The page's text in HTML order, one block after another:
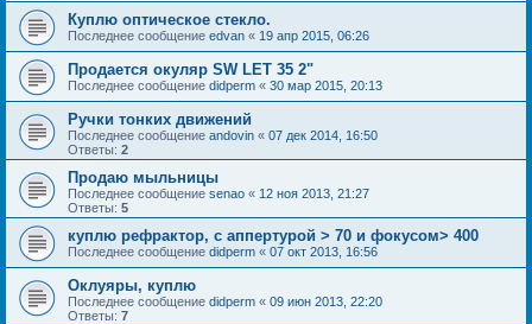
Куплю оптическое стекло.
Последнее сообщение edvan « 19 апр 2015, 06:26
Продается окуляр SW LET 35 2"
Последнее сообщение didperm « 30 мар 2015, 20:13
Ручки тонких движений
Последнее сообщение andovin « 07 дек 2014, 16:50
Ответы: 2
Продаю мыльницы
Последнее сообщение senao « 12 ноя 2013, 21:27
Ответы: 5
куплю рефрактор, с аппертурой > 70 и фокусом> 400
Последнее сообщение didperm « 07 окт 2013, 16:56
Оклуяры, куплю
Последнее сообщение didperm « 09 июн 2013, 22:20
Ответы: 7